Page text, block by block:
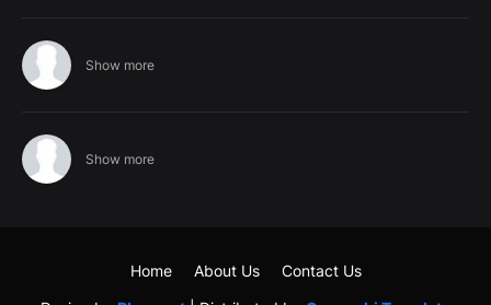
Show more
Show more
Home About Us Contact Us